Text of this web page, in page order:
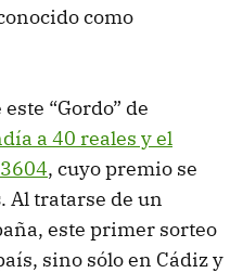
como
“Gordo” de
a 40 reales y el
, cuyo premio se
. Al tratarse de un
este primer sorteo
sino sólo en Cádiz y